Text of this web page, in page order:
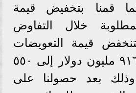
قمنا بتخفيض قيمة
خلال التفاوض
٤٠% لتنخفض قيمة التعويضات
المطلوبة من ٩١٦ مليون دولار إلى ٥٥٠
وذلك بعد حصولنا على